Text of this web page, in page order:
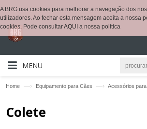
MENU
Home —› Equipamento para Cães —› Acessórios
Colete
A BRG usa cookies para melhorar a navegação dos
utilizadores. Ao fechar esta mensagem aceita a nossa
cookies. Pode consultarAQUI a nossa politica